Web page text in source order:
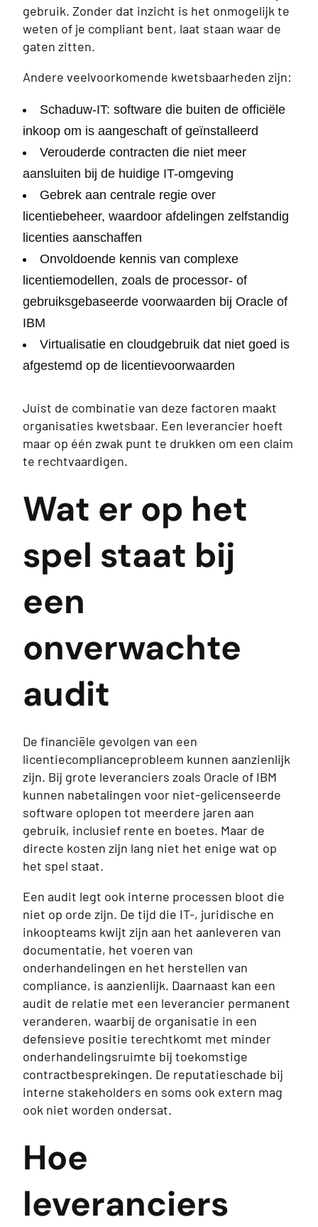
gebruik. Zonder dat inzicht is het onmogelijk te
weten of je compliant bent, laat staan waar de
gaten zitten.
Andere veelvoorkomende kwetsbaarheden zijn:
Schaduw-IT: software die buiten de officiële
inkoop om is aangeschaft of geïnstalleerd
Verouderde contracten die niet meer
aansluiten bij de huidige IT-omgeving
Gebrek aan centrale regie over
licentiebeheer, waardoor afdelingen zelfstandig
licenties aanschaffen
Onvoldoende kennis van complexe
licentiemodellen, zoals de processor- of
gebruiksgebaseerde voorwaarden bij Oracle of
IBM
Virtualisatie en cloudgebruik dat niet goed is
afgestemd op de licentievoorwaarden
Juist de combinatie van deze factoren maakt
organisaties kwetsbaar. Een leverancier hoeft
maar op één zwak punt te drukken om een claim
te rechtvaardigen.
Wat er op het
spel staat bij
een
onverwachte
audit
De financiële gevolgen van een
licentiecomplianceprobleem kunnen aanzienlijk
zijn. Bij grote leveranciers zoals Oracle of IBM
kunnen nabetalingen voor niet-gelicenseerde
software oplopen tot meerdere jaren aan
gebruik, inclusief rente en boetes. Maar de
directe kosten zijn lang niet het enige wat op
het spel staat.
Een audit legt ook interne processen bloot die
niet op orde zijn. De tijd die IT-, juridische en
inkoopteams kwijt zijn aan het aanleveren van
documentatie, het voeren van
onderhandelingen en het herstellen van
compliance, is aanzienlijk. Daarnaast kan een
audit de relatie met een leverancier permanent
veranderen, waarbij de organisatie in een
defensieve positie terechtkomt met minder
onderhandelingsruimte bij toekomstige
contractbesprekingen. De reputatieschade bij
interne stakeholders en soms ook extern mag
ook niet worden ondersat.
Hoe
leveranciers